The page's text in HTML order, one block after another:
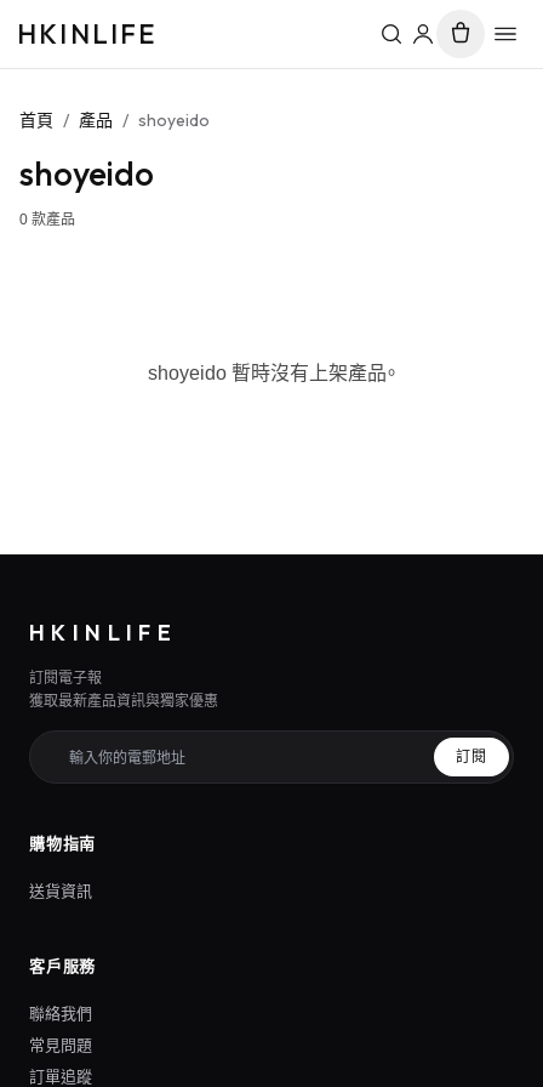
HKINLIFE
首頁 / 產品 / shoyeido
shoyeido
0 款產品
shoyeido 暫時沒有上架產品。
HKINLIFE
訂閱電子報
獲取最新產品資訊與獨家優惠
訂閱
購物指南
送貨資訊
客戶服務
聯絡我們
常見問題
訂單追蹤